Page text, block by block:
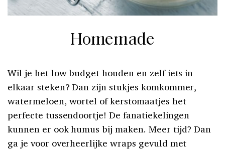
Homemade
Wil je het low budget houden en zelf iets in
elkaar steken? Dan zijn stukjes komkommer,
watermeloen, wortel of kerstomaatjes het
perfecte tussendoortje! De fanatiekelingen
kunnen er ook humus bij maken. Meer tijd? Dan
ga je voor overheerlijke wraps gevuld met